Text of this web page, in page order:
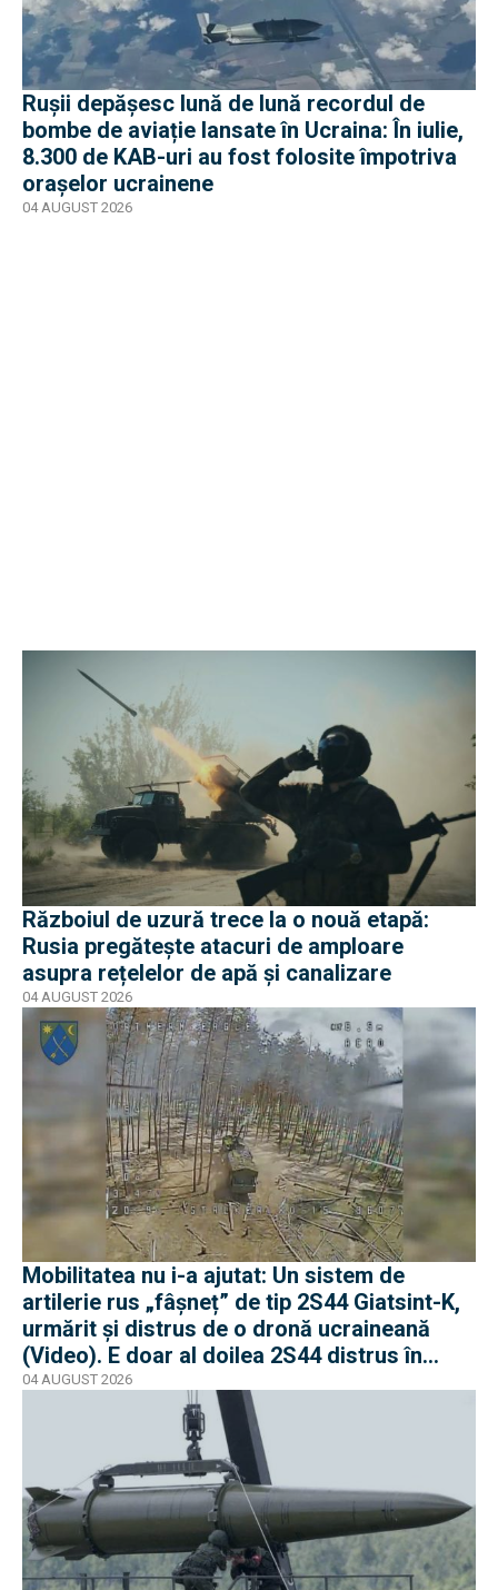
Rușii depășesc lună de lună recordul de
bombe de aviație lansate în Ucraina: În iulie,
8.300 de KAB-uri au fost folosite împotriva
orașelor ucrainene
04 AUGUST 2026
Războiul de uzură trece la o nouă etapă:
Rusia pregătește atacuri de amploare
asupra rețelelor de apă și canalizare
04 AUGUST 2026
Mobilitatea nu i-a ajutat: Un sistem de
artilerie rus „fâșneț” de tip 2S44 Giatsint-K,
urmărit și distrus de o dronă ucraineană
(Video). E doar al doilea 2S44 distrus în
război
04 AUGUST 2026